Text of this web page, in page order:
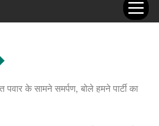
के सामने समर्पण, बोले हमने पार्टी का